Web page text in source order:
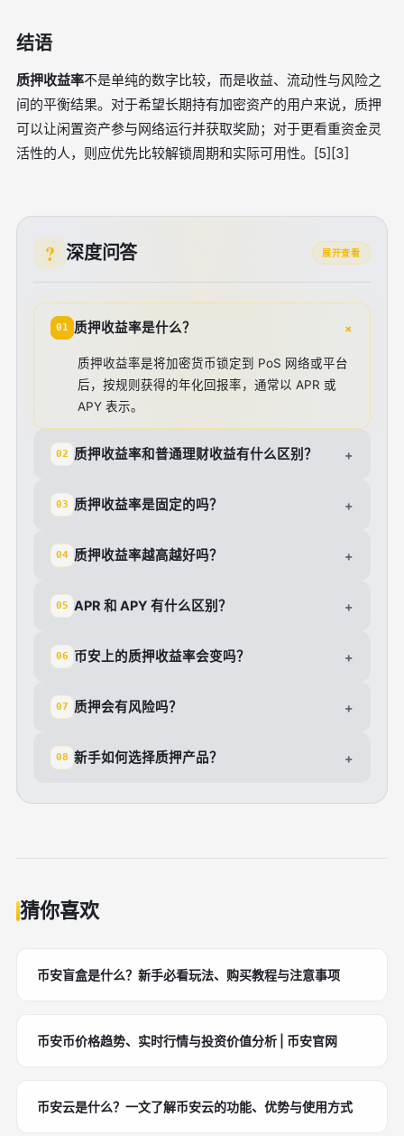
结语
质押收益率不是单纯的数字比较，而是收益、流动性与风险之
间的平衡结果。对于希望长期持有加密资产的用户来说，质押
可以让闲置资产参与网络运行并获取奖励；对于更看重资金灵
活性的人，则应优先比较解锁周期和实际可用性。[5][3]
深度问答 展开查看
01 质押收益率是什么？ +
质押收益率是将加密货币锁定到 PoS 网络或平台
后，按规则获得的年化回报率，通常以 APR 或
APY 表示。
02 质押收益率和普通理财收益有什么区别？ +
03 质押收益率是固定的吗？ +
04 质押收益率越高越好吗？ +
05 APR 和 APY 有什么区别？ +
06 币安上的质押收益率会变吗？ +
07 质押会有风险吗？ +
08 新手如何选择质押产品？ +
猜你喜欢
币安盲盒是什么？新手必看玩法、购买教程与注意事项
币安币价格趋势、实时行情与投资价值分析 | 币安官网
币安云是什么？一文了解币安云的功能、优势与使用方式